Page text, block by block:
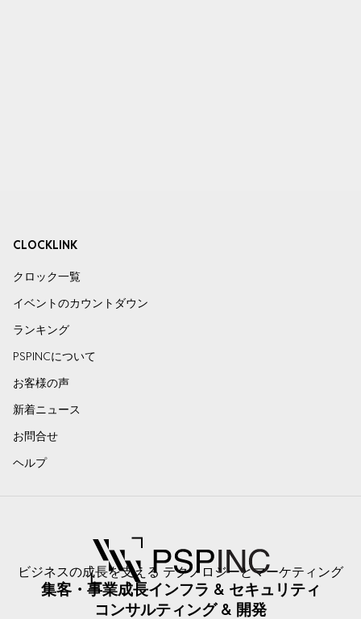
CLOCKLINK
クロック一覧
イベントのカウントダウン
ランキング
PSPINCについて
お客様の声
新着ニュース
お問合せ
ヘルプ
ビジネスの成長を支える テクノロジーとマーケティング
集客・事業成長インフラ & セキュリティ
コンサルティング & 開発